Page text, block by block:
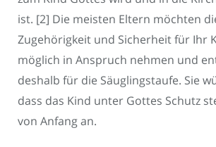
ist. [2] Die meisten Eltern möchten
Zugehörigkeit und Sicherheit für Ihr
möglich in Anspruch nehmen und
deshalb für die Säuglingstaufe. Sie
dass das Kind unter Gottes Schutz
von Anfang an.